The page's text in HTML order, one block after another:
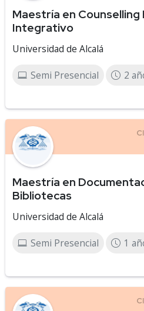
Maestría en Counselling
Integrativo
Universidad de Alcalá
Semi Presencial 2
Maestría en
Bibliotecas
Universidad de Alcalá
Semi Presencial 1